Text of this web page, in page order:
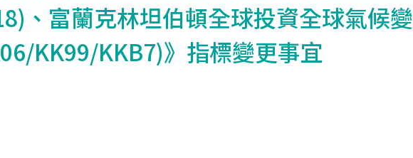
、富蘭克林坦伯頓全球投資全球氣候變
KK99/KKB7)》指標變更事宜